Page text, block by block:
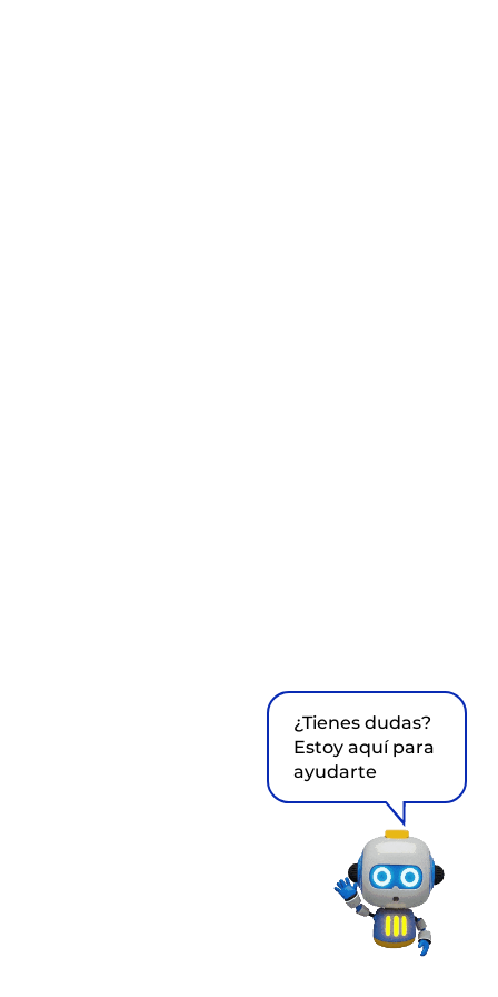
¿Tienes dudas?
Estoy aquí para
ayudarte